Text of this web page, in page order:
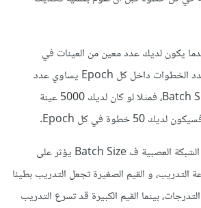
يكون لديك عدد معين من العينات في
مجموعة التدريب، فإن عدد الخطوات داخل كل Epoch يساوي عدد
العينات مقسوما على Batch Size، فمثلا لو كان لديك 5000 عينة
و هما مهمان في في بناء الشبكة العصبية ف Batch Size يؤثر على
التدريب، و القيم الصغيرة تجعل التدريب بطيئا
بينما القيم الكبيرة قد تسرع التدريب